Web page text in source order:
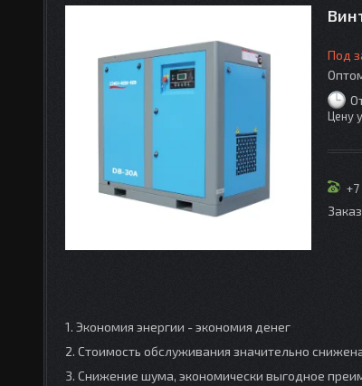
Под
Цену
1. Экономия энергии - экономия денег
2. Стоимость обслуживания значительно
3. Снижение шума, экономически выгодное